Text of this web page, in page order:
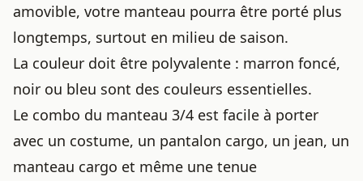
amovible, votre manteau pourra être porté plus
longtemps, surtout en milieu de saison.
La couleur doit être polyvalente : marron foncé,
noir ou bleu sont des couleurs essentielles.
Le combo du manteau 3/4 est facile à porter
avec un costume, un pantalon cargo, un jean, un
manteau cargo et même une tenue